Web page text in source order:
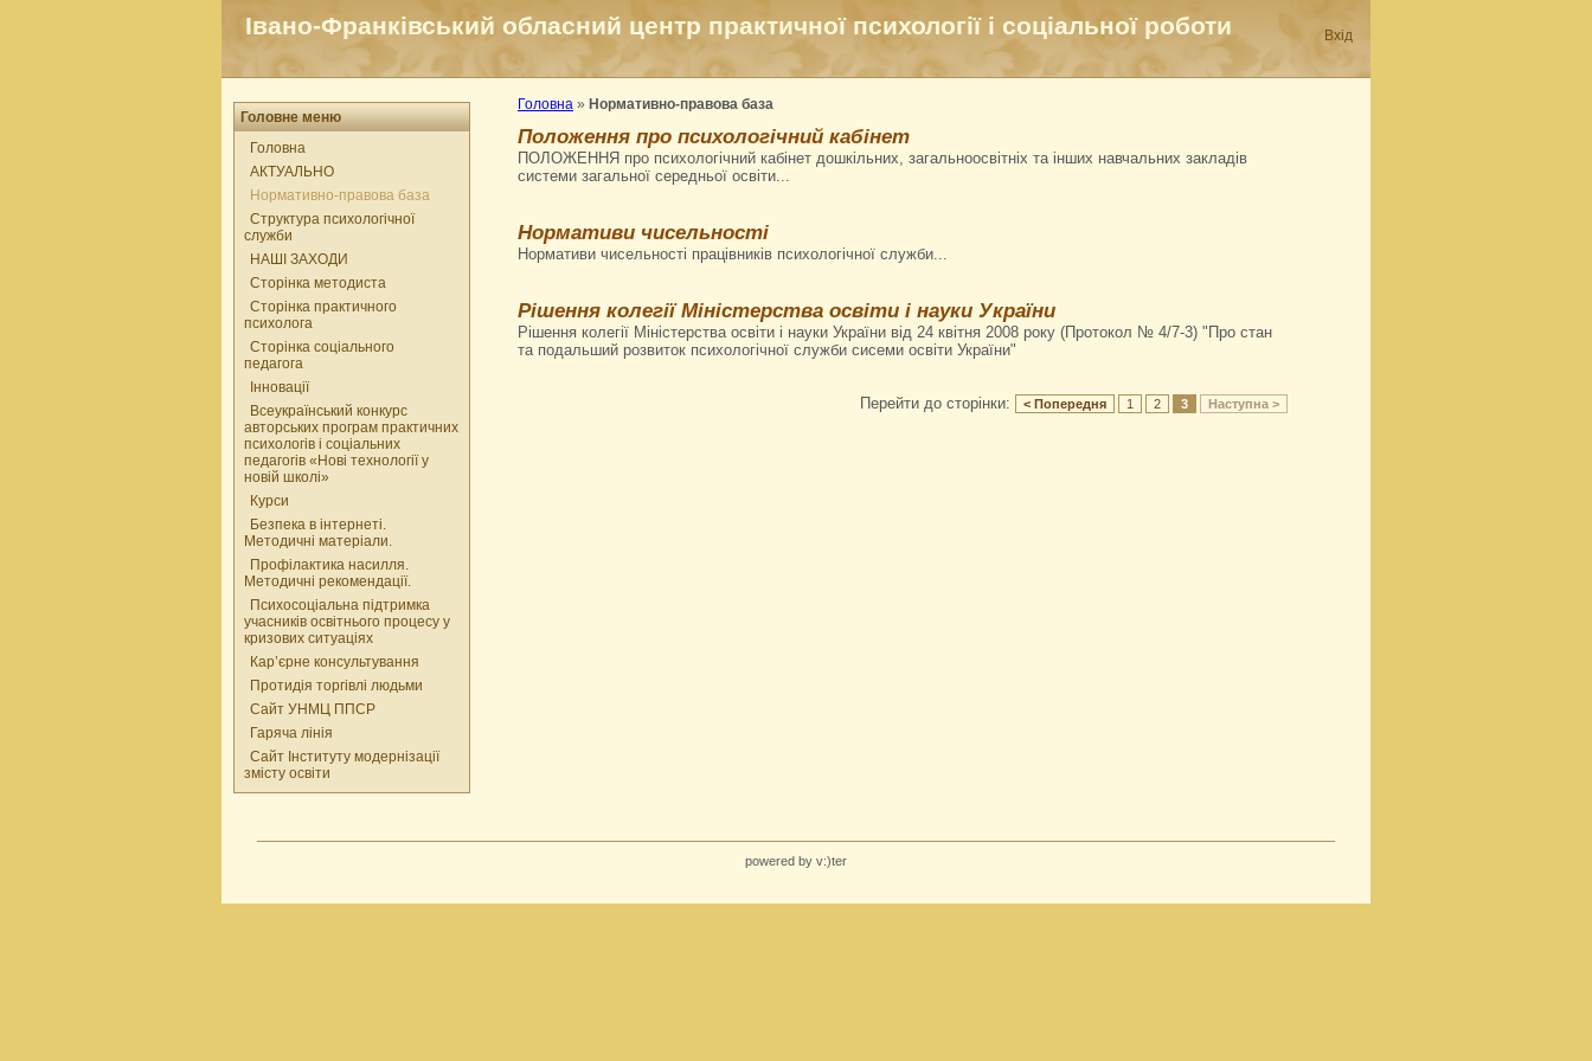
Івано-Франківський обласний центр практичної психології і соціальної роботи Вхід
Головне меню
Головна
АКТУАЛЬНО
Нормативно-правова база
Структура психологічної
служби
НАШІ ЗАХОДИ
Сторінка методиста
Сторінка практичного
психолога
Сторінка соціального
педагога
Інновації
Всеукраїнський конкурс
авторських програм практичних
психологів і соціальних
педагогів «Нові технології у
новій школі»
Курси
Безпека в інтернеті.
Методичні матеріали.
Профілактика насилля.
Методичні рекомендації.
Психосоціальна підтримка
учасників освітнього процесу у
кризових ситуаціях
Кар’єрне консультування
Протидія торгівлі людьми
Сайт УНМЦ ППСР
Гаряча лінія
Сайт Інституту модернізації
змісту освіти
Головна » Нормативно-правова база
Положення про психологічний кабінет
ПОЛОЖЕННЯ про психологічний кабінет дошкільних, загальноосвітніх та інших навчальних закладів
системи загальної середньої освіти...
Нормативи чисельності
Нормативи чисельності працівників психологічної служби...
Рішення колегії Міністерства освіти і науки України
Рішення колегії Міністерства освіти і науки України від 24 квітня 2008 року (Протокол № 4/7-3) "Про стан
та подальший розвиток психологічної служби сисеми освіти України"
Перейти до сторінки: < Попередня 1 2 3 Наступна >
powered by v:)ter